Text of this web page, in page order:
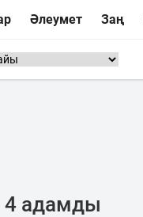
Әлеумет Заң
4 адамды